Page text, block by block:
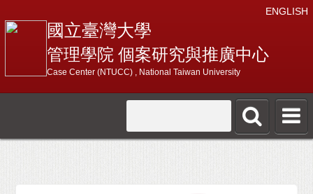
ENGLISH
國立臺灣大學
管理學院 個案研究與推廣中心
Case Center (NTUCC) , National Taiwan University